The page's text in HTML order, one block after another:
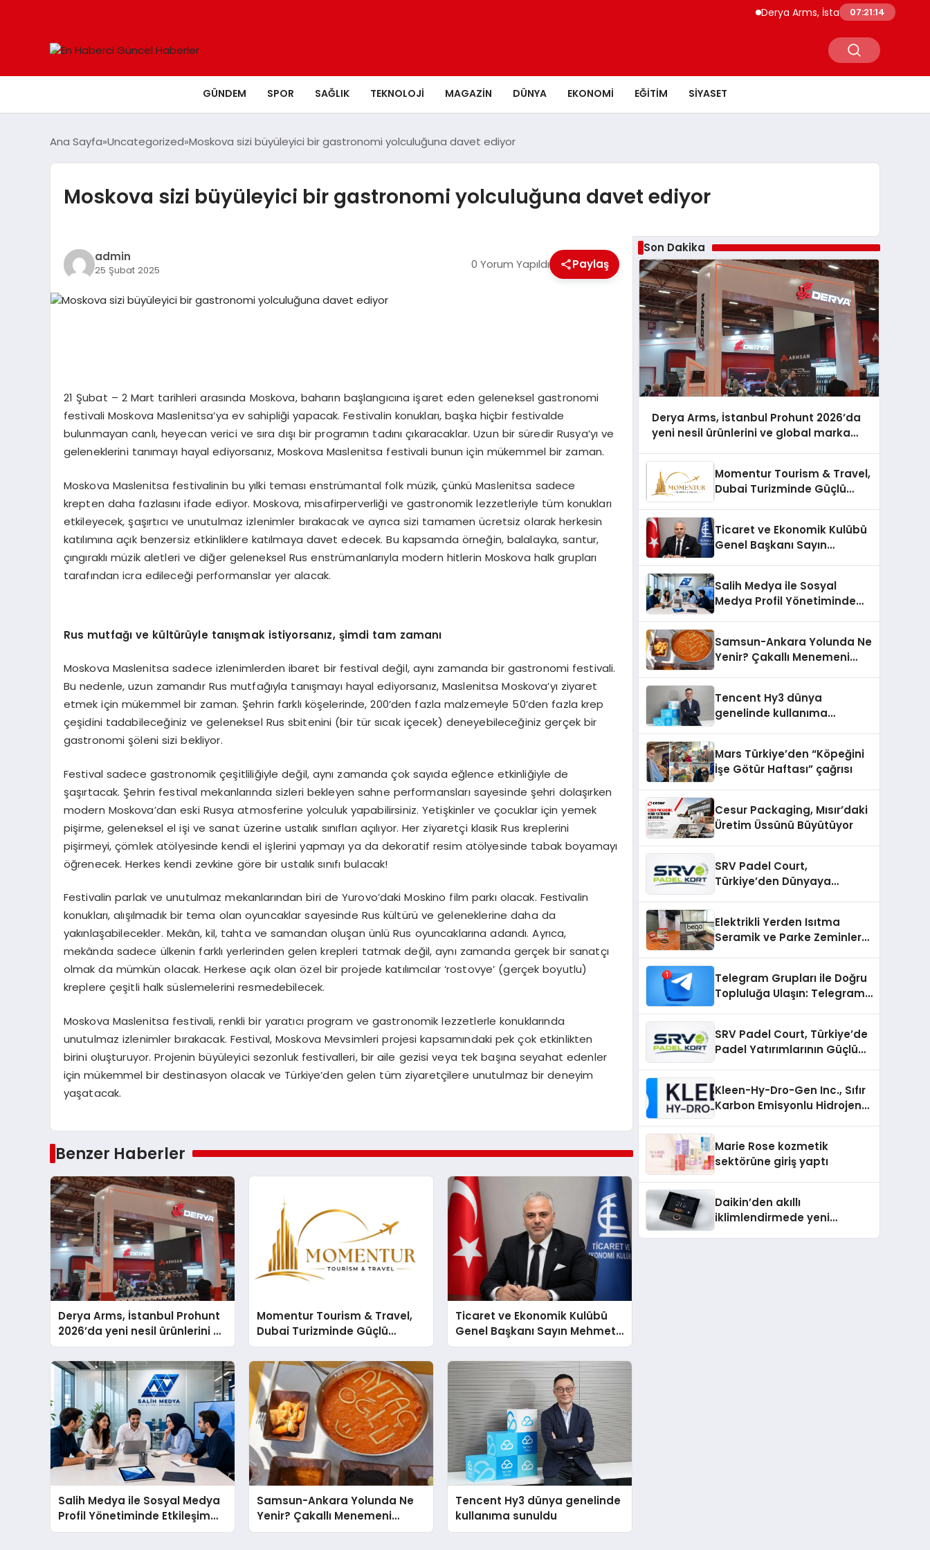
Derya Arms, İstanbul Prohunt
07:21:15
GÜNDEM SPOR SAĞLIK TEKNOLOJI MAGAZIN DÜNYA EKONOMI EĞITIM SIYASET
Ana Sayfa Uncategorized Moskova sizi büyüleyici bir gastronomi yolculuğuna davet ediyor
Moskova sizi büyüleyici bir gastronomi yolculuğuna davet ediyor
admin
25 Şubat 2025 0 Yorum Yapıldı Paylaş
21 Şubat – 2 Mart tarihleri arasında Moskova, baharın başlangıcına işaret eden geleneksel gastronomi
festivali Moskova Maslenitsa’ya ev sahipliği yapacak. Festivalin konukları, başka hiçbir festivalde
bulunmayan canlı, heyecan verici ve sıra dışı bir programın tadını çıkaracaklar. Uzun bir süredir Rusya’yı ve
geleneklerini tanımayı hayal ediyorsanız, Moskova Maslenitsa festivali bunun için mükemmel bir zaman.
Moskova Maslenitsa festivalinin bu yılki teması enstrümantal folk müzik, çünkü Maslenitsa sadece
krepten daha fazlasını ifade ediyor. Moskova, misafirperverliği ve gastronomik lezzetleriyle tüm konukları
etkileyecek, şaşırtıcı ve unutulmaz izlenimler bırakacak ve ayrıca sizi tamamen ücretsiz olarak herkesin
katılımına açık benzersiz etkinliklere katılmaya davet edecek. Bu kapsamda örneğin, balalayka, santur,
çıngıraklı müzik aletleri ve diğer geleneksel Rus enstrümanlarıyla modern hitlerin Moskova halk grupları
tarafından icra edileceği performanslar yer alacak.
Rus mutfağı ve kültürüyle tanışmak istiyorsanız, şimdi tam zamanı
Moskova Maslenitsa sadece izlenimlerden ibaret bir festival değil, aynı zamanda bir gastronomi festivali.
Bu nedenle, uzun zamandır Rus mutfağıyla tanışmayı hayal ediyorsanız, Maslenitsa Moskova’yı ziyaret
etmek için mükemmel bir zaman. Şehrin farklı köşelerinde, 200’den fazla malzemeyle 50’den fazla krep
çeşidini tadabileceğiniz ve geleneksel Rus sbitenini (bir tür sıcak içecek) deneyebileceğiniz gerçek bir
gastronomi şöleni sizi bekliyor.
Festival sadece gastronomik çeşitliliğiyle değil, aynı zamanda çok sayıda eğlence etkinliğiyle de
şaşırtacak. Şehrin festival mekanlarında sizleri bekleyen sahne performansları sayesinde şehri dolaşırken
modern Moskova’dan eski Rusya atmosferine yolculuk yapabilirsiniz. Yetişkinler ve çocuklar için yemek
pişirme, geleneksel el işi ve sanat üzerine ustalık sınıfları açılıyor. Her ziyaretçi klasik Rus kreplerini
pişirmeyi, çömlek atölyesinde kendi el işlerini yapmayı ya da dekoratif resim atölyesinde tabak boyamayı
öğrenecek. Herkes kendi zevkine göre bir ustalık sınıfı bulacak!
Festivalin parlak ve unutulmaz mekanlarından biri de Yurovo’daki Moskino film parkı olacak. Festivalin
konukları, alışılmadık bir tema olan oyuncaklar sayesinde Rus kültürü ve geleneklerine daha da
yakınlaşabilecekler. Mekân, kil, tahta ve samandan oluşan ünlü Rus oyuncaklarına adandı. Ayrıca,
mekânda sadece ülkenin farklı yerlerinden gelen krepleri tatmak değil, aynı zamanda gerçek bir sanatçı
olmak da mümkün olacak. Herkese açık olan özel bir projede katılımcılar ‘rostovye’ (gerçek boyutlu)
kreplere çeşitli halk süslemelerini resmedebilecek.
Moskova Maslenitsa festivali, renkli bir yaratıcı program ve gastronomik lezzetlerle konuklarında
unutulmaz izlenimler bırakacak. Festival, Moskova Mevsimleri projesi kapsamındaki pek çok etkinlikten
birini oluşturuyor. Projenin büyüleyici sezonluk festivalleri, bir aile gezisi veya tek başına seyahat edenler
için mükemmel bir destinasyon olacak ve Türkiye’den gelen tüm ziyaretçilere unutulmaz bir deneyim
yaşatacak.
Benzer Haberler
Derya Arms, İstanbul Prohunt
2026’da yeni nesil ürünlerini ve
global marka vizyonunu
sergiledi
Momentur Tourism & Travel,
Dubai Turizminde Güçlü
Operasyon Ağıyla Fark
Yaratıyor
Ticaret ve Ekonomik Kulübü
Genel Başkanı Sayın Mehmet
Ulutaş, ekonomiye dair yaptığı
açıklamada şunları kaydetti:
Salih Medya ile Sosyal Medya
Profil Yönetiminde Etkileşim
Artırma Yöntemleri
Samsun-Ankara Yolunda Ne
Yenir? Çakallı Menemeni
Molası
Tencent Hy3 dünya genelinde
kullanıma sunuldu
Son Dakika
Derya Arms, İstanbul Prohunt 2026’da
yeni nesil ürünlerini ve global marka
Momentur Tourism & Travel,
Dubai Turizminde Güçlü
Ticaret ve Ekonomik Kulübü
Genel Başkanı Sayın
şunları kaydetti:
Salih Medya ile Sosyal
Medya Profil Yönetiminde
Samsun-Ankara Yolunda Ne
Yenir? Çakallı Menemeni
Tencent Hy3 dünya
genelinde kullanıma
Mars Türkiye’den “Köpeğini
İşe Götür Haftası” çağrısı
Cesur Packaging, Mısır’daki
Üretim Üssünü Büyütüyor
SRV Padel Court,
Türkiye’den Dünyaya
Elektrikli Yerden Isıtma
Seramik ve Parke Zeminler
Telegram Grupları ile Doğru
Topluluğa Ulaşın: Telegram
SRV Padel Court, Türkiye’de
Padel Yatırımlarının Güçlü
Kleen-Hy-Dro-Gen Inc., Sıfır
Karbon Emisyonlu Hidrojen
Aldı
Marie Rose kozmetik
sektörüne giriş yaptı
Daikin’den akıllı
iklimlendirmede yeni